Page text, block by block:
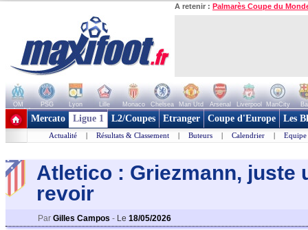
A retenir : Palmarès Coupe du
OM PSG Lyon Lille Monaco Chelsea Man Utd Arsenal Liverpool ManCity
+ de clubs
Mercato Ligue 1 L2/Coupes Etranger Coupe d'Europe Les
Actualité | Résultats & Classement | Buteurs | Calendrier | Equipe
Atletico : Griezmann, juste
revoir
Par Gilles Campos - Le 18/05/2026